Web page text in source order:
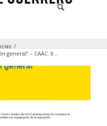
/
– CAAC. 0...